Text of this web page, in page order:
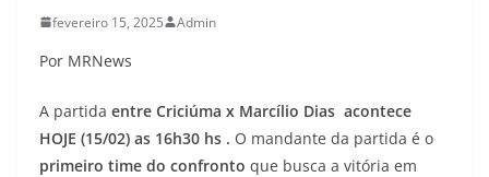
fevereiro 15, 2025 Admin
Por MRNews
A partida entre Criciúma x Marcílio Dias acontece
HOJE (15/02) as 16h30 hs . O mandante da partida é o
primeiro time do confronto que busca a vitória em